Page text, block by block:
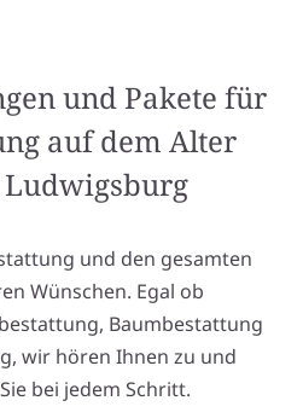
und Pakete für
auf dem Alter
und den gesamten
Wünschen. Egal ob
Baumbestattung
wir hören Ihnen zu und
bei jedem Schritt.